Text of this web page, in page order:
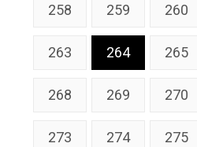
258 259 260
263 264 265
268 269 270
273 274 275